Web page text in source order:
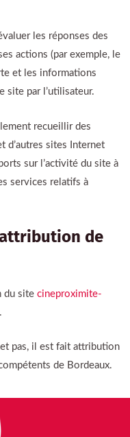
les réponses des
actions (par exemple, le
et les informations
site par l’utilisateur.
recueillir des
d’autres sites Internet
sur l’activité du site à
services relatifs à
de
du site cineproximite-
pas, il est fait attribution
de Bordeaux.